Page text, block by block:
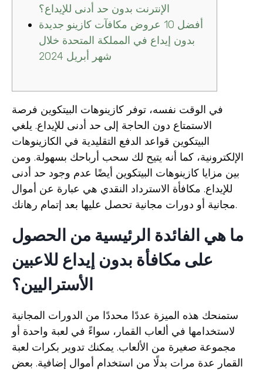
الإنترنت بدون حد أدنى للإيداع؟
أفضل 10 عروض مكافآت كازينو جديدة
بدون إيداع في المملكة المتحدة خلال
شهر أبريل 2024
في الوقت نفسه، توفر كازينوهات البيتكوين فرصة
الاستمتاع دون الحاجة إلى حد أدنى للإيداع. يلغي
البيتكوين قواعد الدفع التقليدية في الكازينوهات
الإلكترونية، كما أنه يتيح لك سحب أرباحك بسهولة. ومن
بين مزايا كازينوهات البيتكوين أيضًا عدم وجود حد أدنى
للإيداع. مكافأة الاسترداد النقدي هي عبارة عن أموال
مجانية أو دورات مجانية تحصل عليها بعد إتمام رهانك.
ما هي الفائدة الرئيسية من الحصول
على مكافأة بدون إيداع للاعبين
الأستراليين؟
ستمنحك هذه الميزة عددًا محددًا من الدورات المجانية
لاستخدامها في ألعاب القمار، سواءً في لعبة واحدة أو
مجموعة صغيرة من الألعاب. يمكنك تدوير بكرات لعبة
القمار عدة مرات بدلًا من استخدام أموال إضافية. بعض